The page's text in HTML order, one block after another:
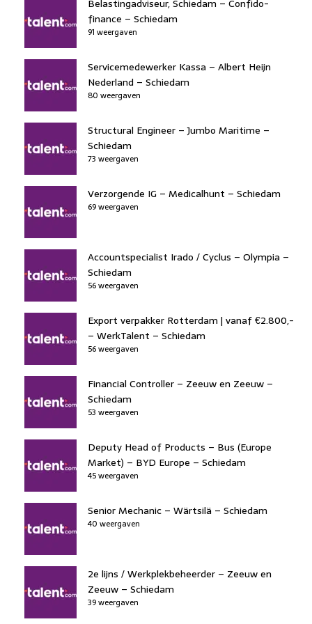
k
Belastingadviseur, Schiedam – Confido-
finance – Schiedam
91 weergaven
Servicemedewerker Kassa – Albert Heijn
Nederland – Schiedam
80 weergaven
Structural Engineer – Jumbo Maritime –
Schiedam
73 weergaven
Verzorgende IG – Medicalhunt – Schiedam
69 weergaven
Accountspecialist Irado / Cyclus – Olympia –
Schiedam
56 weergaven
Export verpakker Rotterdam | vanaf €2.800,-
– WerkTalent – Schiedam
56 weergaven
Financial Controller – Zeeuw en Zeeuw –
Schiedam
53 weergaven
Deputy Head of Products – Bus (Europe
Market) – BYD Europe – Schiedam
45 weergaven
Senior Mechanic – Wärtsilä – Schiedam
40 weergaven
2e lijns / Werkplekbeheerder – Zeeuw en
Zeeuw – Schiedam
39 weergaven